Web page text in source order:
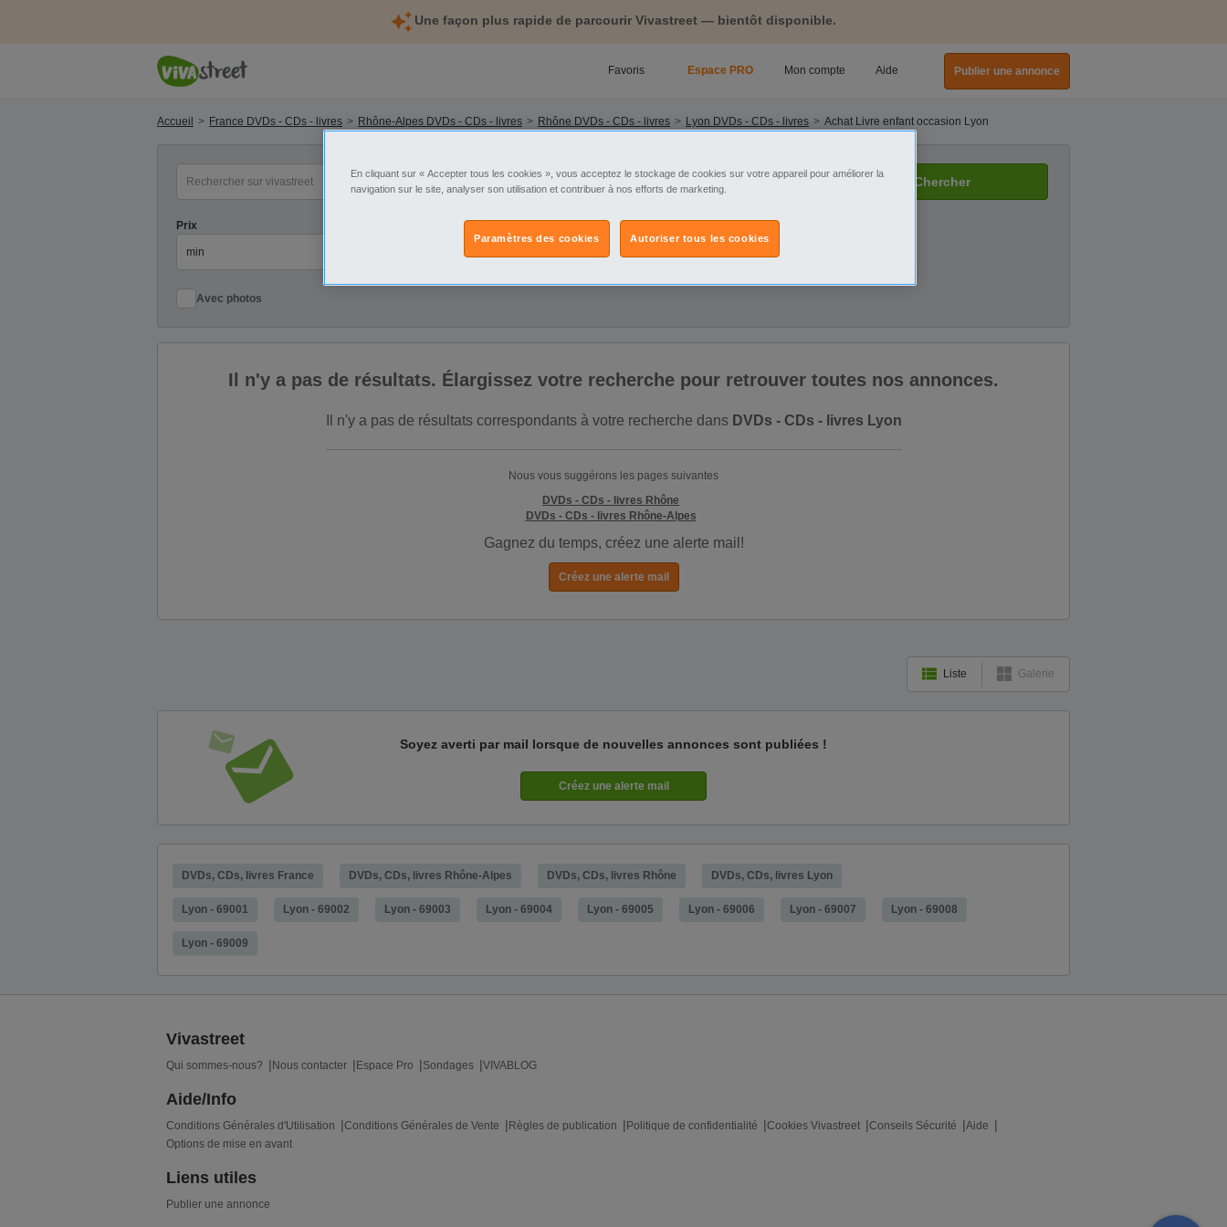
Une façon plus rapide de parcourir Vivastreet — bientôt disponible.
Favoris Espace PRO Mon compte Aide Publier une annonce
Accueil France DVDs - CDs - livres Rhône-Alpes DVDs - CDs - livres Rhône DVDs - CDs - livres Lyon DVDs - CDs - livres Achat Livre enfant occasion Lyon
Catégorie Sélectionnez la localisation
Chercher
Prix
Avec photos
Il n'y a pas de résultats. Élargissez votre recherche pour retrouver toutes nos annonces.
Il n'y a pas de résultats correspondants à votre recherche dans DVDs - CDs - livres Lyon
Nous vous suggérons les pages suivantes
DVDs - CDs - livres Rhône
DVDs - CDs - livres Rhône-Alpes
Gagnez du temps, créez une alerte mail!
Liste Galerie
Soyez averti par mail lorsque de nouvelles annonces sont publiées !
DVDs, CDs, livres France DVDs, CDs, livres Rhône-Alpes DVDs, CDs, livres Rhône DVDs, CDs, livres Lyon
Lyon - 69001 Lyon - 69002 Lyon - 69003 Lyon - 69004 Lyon - 69005 Lyon - 69006 Lyon - 69007 Lyon - 69008
Lyon - 69009
Vivastreet
Qui sommes-nous? Nous contacter Espace Pro Sondages VIVABLOG
Aide/Info
Conditions Générales d'Utilisation Conditions Générales de Vente Règles de publication Politique de confidentialité Cookies Vivastreet Conseils Sécurité
Aide
Options de mise en avant
Liens utiles
Publier une annonce
En cliquant sur « Accepter tous les cookies », vous acceptez le stockage de cookies sur votre appareil pour améliorer la
navigation sur le site, analyser son utilisation et contribuer à nos efforts de marketing.
Autoriser tous les cookies
Paramètres des cookies